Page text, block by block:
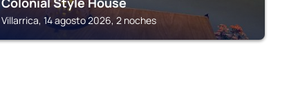
Villarrica, 14 agosto 2026, 2 noches